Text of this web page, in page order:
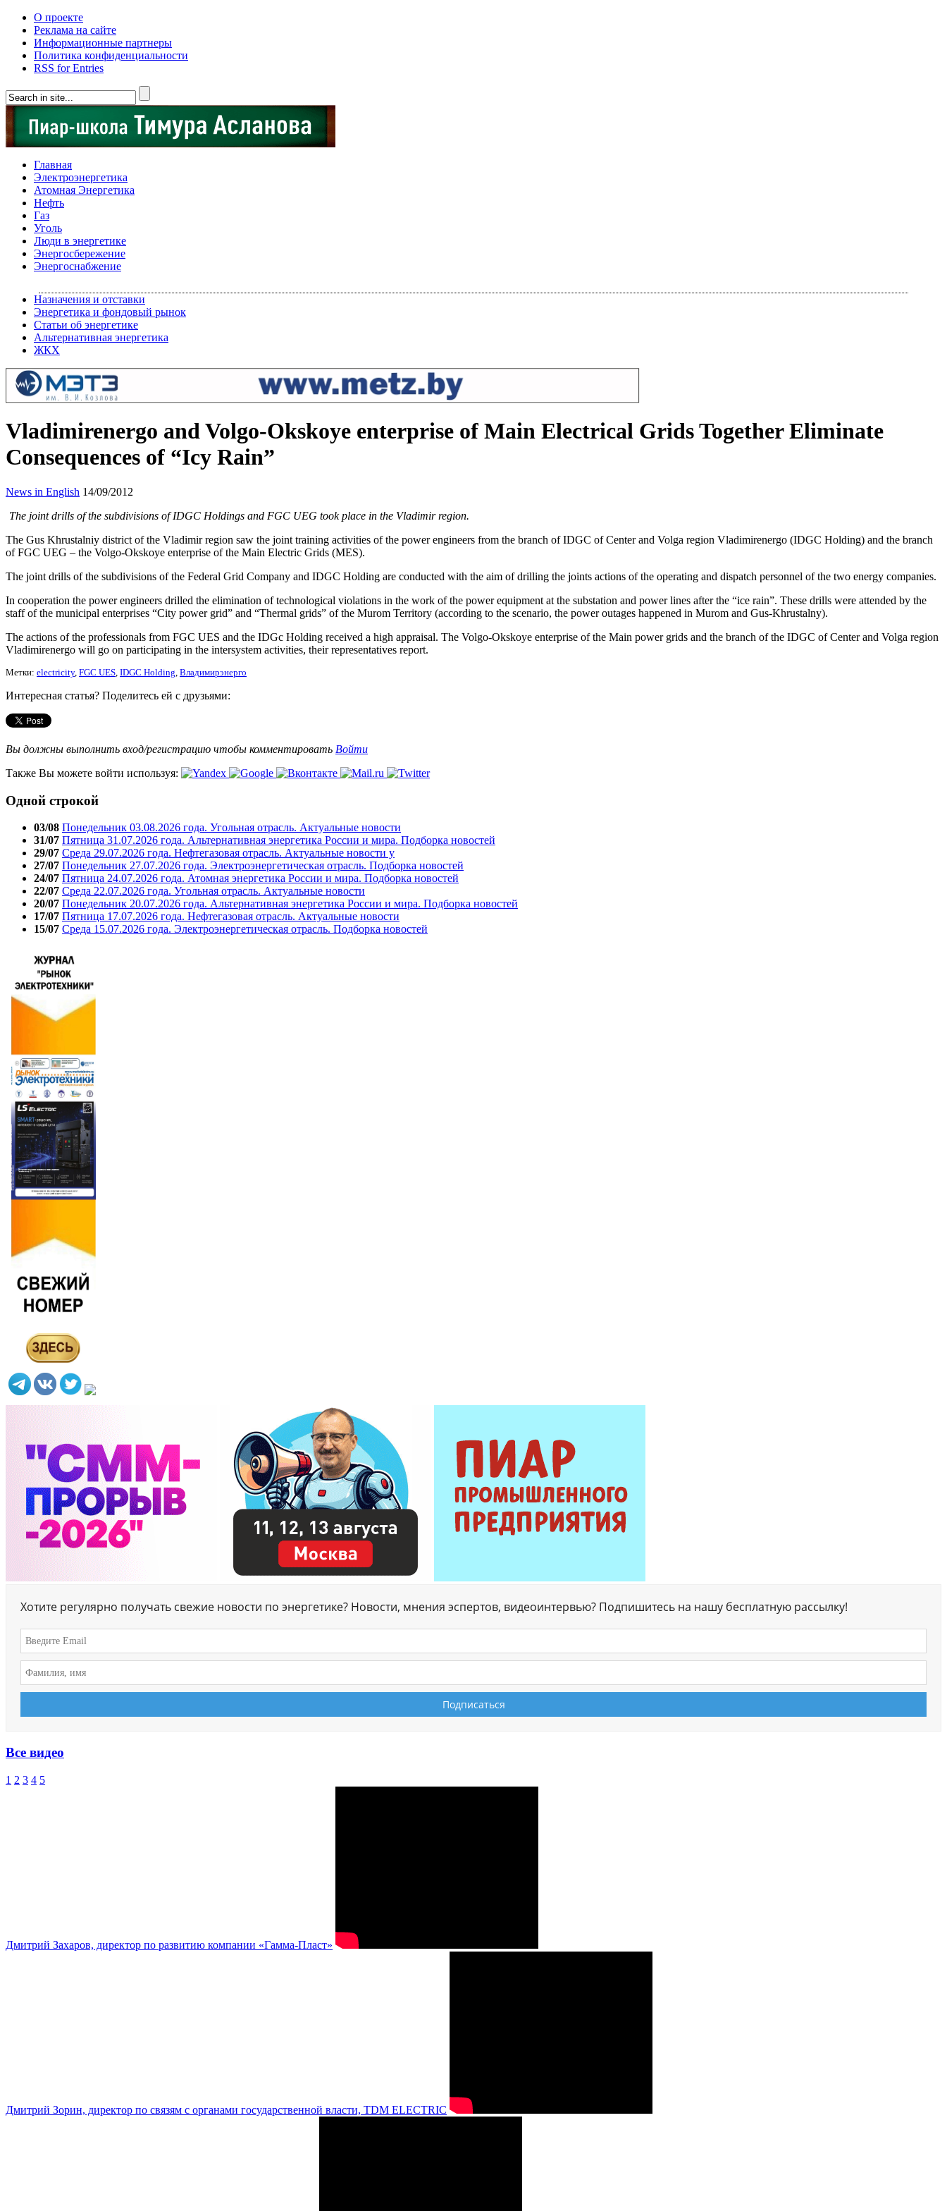
О проекте
Реклама на сайте
Информационные партнеры
Политика конфиденциальности
RSS for Entries
Главная
Электроэнергетика
Атомная Энергетика
Нефть
Газ
Уголь
Люди в энергетике
Энергосбережение
Энергоснабжение
Назначения и отставки
Энергетика и фондовый рынок
Статьи об энергетике
Альтернативная энергетика
ЖКХ
Vladimirenergo and Volgo-Okskoye enterprise of Main Electrical Grids Together Eliminate
Consequences of “Icy Rain”
News in English 14/09/2012
The joint drills of the subdivisions of IDGC Holdings and FGC UEG took place in the Vladimir region.
The Gus Khrustalniy district of the Vladimir region saw the joint training activities of the power engineers from the branch of IDGC of Center and Volga region Vladimirenergo (IDGC Holding) and the branch
of FGC UEG – the Volgo-Okskoye enterprise of the Main Electric Grids (MES).
The joint drills of the subdivisions of the Federal Grid Company and IDGC Holding are conducted with the aim of drilling the joints actions of the operating and dispatch personnel of the two energy companies.
In cooperation the power engineers drilled the elimination of technological violations in the work of the power equipment at the substation and power lines after the “ice rain”. These drills were attended by the
staff of the municipal enterprises “City power grid” and “Thermal grids” of the Murom Territory (according to the scenario, the power outages happened in Murom and Gus-Khrustalny).
The actions of the professionals from FGC UES and the IDGc Holding received a high appraisal. The Volgo-Okskoye enterprise of the Main power grids and the branch of the IDGC of Center and Volga region
Vladimirenergo will go on participating in the intersystem activities, their representatives report.
Метки: electricity, FGC UES, IDGC Holding, Владимирэнерго
Интересная статья? Поделитесь ей с друзьями:
Вы должны выполнить вход/регистрацию чтобы комментировать Войти
Также Вы можете войти используя:
Одной строкой
03/08 Понедельник 03.08.2026 года. Угольная отрасль. Актуальные новости
31/07 Пятница 31.07.2026 года. Альтернативная энергетика России и мира. Подборка новостей
29/07 Среда 29.07.2026 года. Нефтегазовая отрасль. Актуальные новости у
27/07 Понедельник 27.07.2026 года. Электроэнергетическая отрасль. Подборка новостей
24/07 Пятница 24.07.2026 года. Атомная энергетика России и мира. Подборка новостей
22/07 Среда 22.07.2026 года. Угольная отрасль. Актуальные новости
20/07 Понедельник 20.07.2026 года. Альтернативная энергетика России и мира. Подборка новостей
17/07 Пятница 17.07.2026 года. Нефтегазовая отрасль. Актуальные новости
15/07 Среда 15.07.2026 года. Электроэнергетическая отрасль. Подборка новостей
Хотите регулярно получать свежие новости по энергетике? Новости, мнения эспертов, видеоинтервью? Подпишитесь на нашу бесплатную рассылку!
Все видео
1 2 3 4 5
Дмитрий Захаров, директор по развитию компании «Гамма-Пласт»
Дмитрий Зорин, директор по связям с органами государственной власти, TDM ELECTRIC